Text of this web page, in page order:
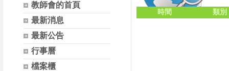
教師會的首頁
最新消息
最新公告
行事曆
檔案櫃
時間 類別